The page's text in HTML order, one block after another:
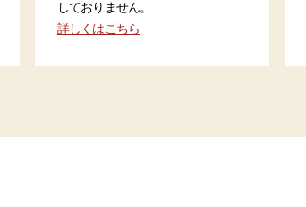
しておりません。
詳しくはこちら